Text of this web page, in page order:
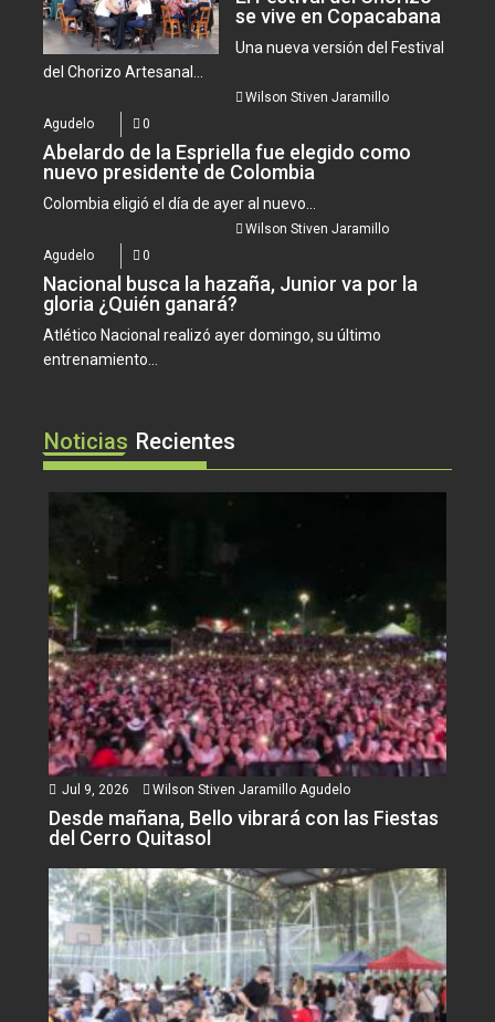
se vive en Copacabana
Una nueva versión del Festival
del Chorizo Artesanal...
Wilson Stiven Jaramillo
Agudelo
0
Abelardo de la Espriella fue elegido como
nuevo presidente de Colombia
Colombia eligió el día de ayer al nuevo...
Wilson Stiven Jaramillo
Agudelo
0
Nacional busca la hazaña, Junior va por la
gloria ¿Quién ganará?
Atlético Nacional realizó ayer domingo, su último
entrenamiento...
Noticias Recientes
Jul 9, 2026 Wilson Stiven Jaramillo Agudelo
Desde mañana, Bello vibrará con las Fiestas
del Cerro Quitasol